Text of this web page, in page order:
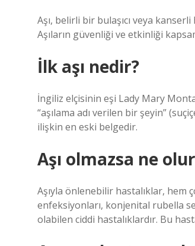
Aşı, belirli bir bulaşıcı veya
Aşıların güvenliği ve etkinliği
İlk aşı nedir?
İngiliz elçisinin eşi Lady Mary
“aşılama adı verilen bir şeyin”
ilişkin en eski belgedir.
Aşı olmazsa ne
Aşıyla önlenebilir hastalıklar,
enfeksiyonları, konjenital rubella
olabilen ciddi hastalıklardır. Bu